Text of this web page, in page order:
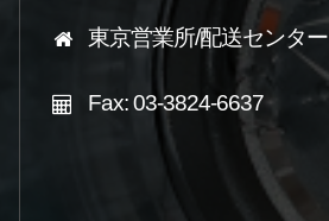
東京営業所/配送センター
Fax: 03-3824-6637